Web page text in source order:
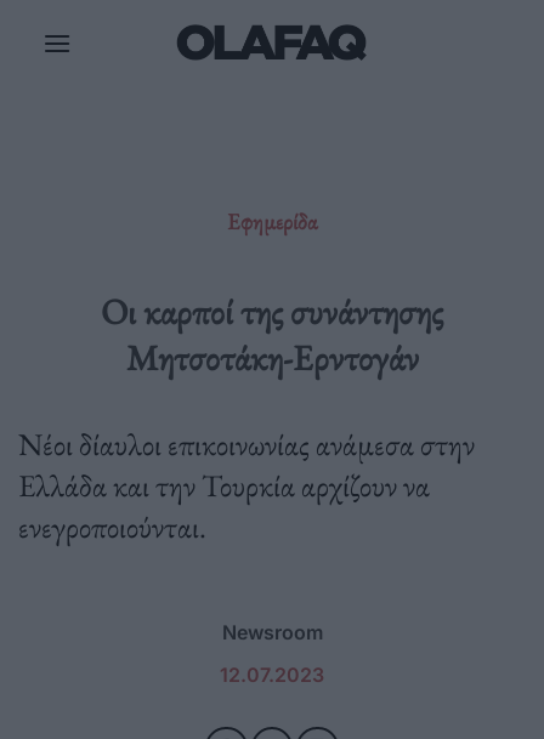
Εφημερίδα
Οι καρποί της συνάντησης
Μητσοτάκη-Ερντογάν
Νέοι δίαυλοι επικοινωνίας ανάμεσα στην
Ελλάδα και την Τουρκία αρχίζουν να
ενεγροποιούνται.
Newsroom
12.07.2023